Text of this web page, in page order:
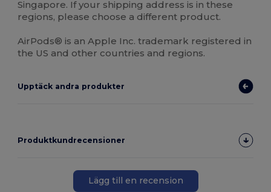
Singapore. If your shipping address is in these
regions, please choose a different product.
AirPods® is an Apple Inc. trademark registered in
the US and other countries and regions.
Upptäck andra produkter
Produktkundrecensioner
Lägg till en recension